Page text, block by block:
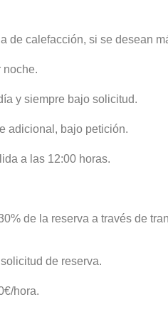
de calefacción, si se desean
noche.
y siempre bajo solicitud.
adicional, bajo petición.
a las 12:00 horas.
de la reserva a través de
de reserva.
hora.